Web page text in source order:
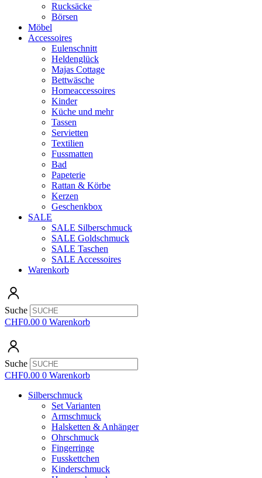
Rucksäcke
Börsen
Möbel
Accessoires
Eulenschnitt
Heldenglück
Majas Cottage
Bettwäsche
Homeaccessoires
Kinder
Küche und mehr
Tassen
Servietten
Textilien
Fussmatten
Bad
Papeterie
Rattan & Körbe
Kerzen
Geschenkbox
SALE
SALE Silberschmuck
SALE Goldschmuck
SALE Taschen
SALE Accessoires
Warenkorb
Suche
CHF0.00 0 Warenkorb
Suche
CHF0.00 0 Warenkorb
Silberschmuck
Set Varianten
Armschmuck
Halsketten & Anhänger
Ohrschmuck
Fingerringe
Fusskettchen
Kinderschmuck